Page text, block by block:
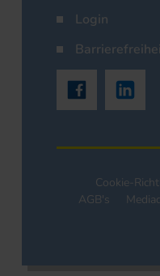
Login
Cookie-
AGB's